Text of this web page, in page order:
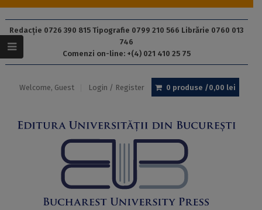
Redacție 0726 390 815 Tipografie 0799 210 566 Librărie 0760 013
746
Comenzi on-line: +(4) 021 410 25 75
Welcome, Guest Login / Register 0 produse /0,00 lei